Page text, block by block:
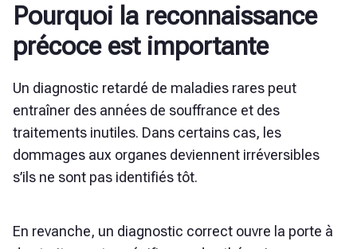
Pourquoi la reconnaissance
précoce est importante
Un diagnostic retardé de maladies rares peut
entraîner des années de souffrance et des
traitements inutiles. Dans certains cas, les
dommages aux organes deviennent irréversibles
s’ils ne sont pas identifiés tôt.
En revanche, un diagnostic correct ouvre la porte à